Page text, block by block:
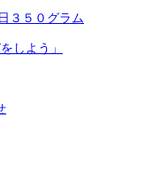
５０グラム
しよう」